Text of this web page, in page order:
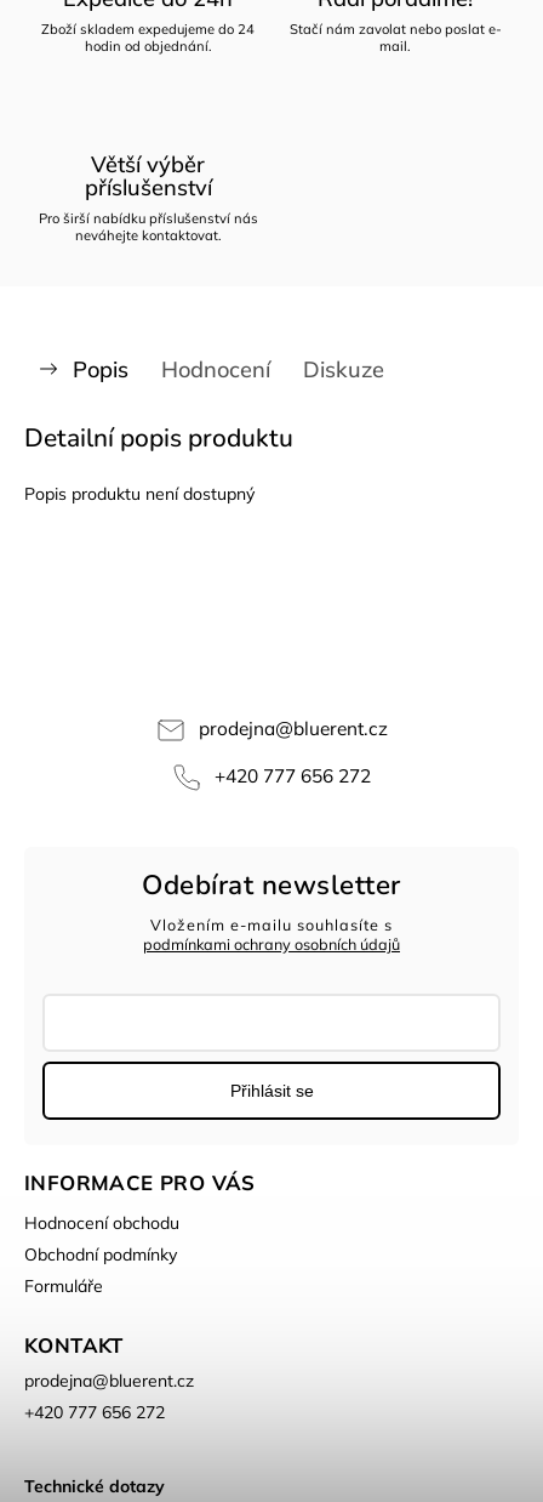
Zboží skladem expedujeme do 24
hodin od objednání.
Stačí nám zavolat nebo poslat e-
mail.
Větší výběr
příslušenství
Pro širší nabídku příslušenství nás
neváhejte kontaktovat.
Popis Hodnocení Diskuze
Detailní popis produktu
Popis produktu není dostupný
prodejna@bluerent.cz
+420 777 656 272
Odebírat newsletter
Vložením e-mailu souhlasíte s
podmínkami ochrany osobních údajů
Přihlásit se
INFORMACE PRO VÁS
Hodnocení obchodu
Obchodní podmínky
Formuláře
KONTAKT
prodejna@bluerent.cz
+420 777 656 272
Technické dotazy